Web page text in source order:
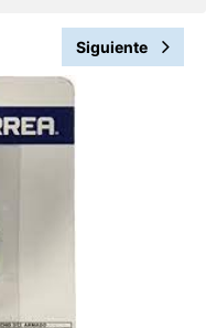
Siguiente